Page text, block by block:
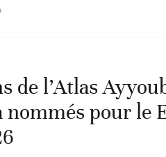
de l’Atlas
nommés pour le